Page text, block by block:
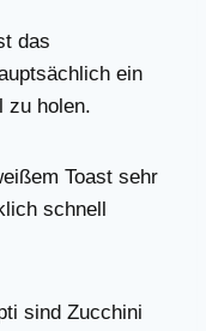
das
ein
zu holen.
Toast sehr
schnell
sind Zucchini